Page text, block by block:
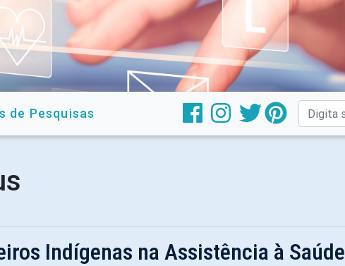
de Pesquisas
Indígenas na Assistência à Saúde